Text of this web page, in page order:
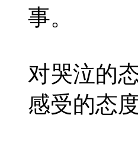
事。
对哭泣的
感受的态